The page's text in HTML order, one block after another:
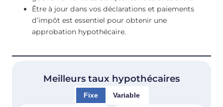
Être à jour dans vos déclarations et paiements
d’impôt est essentiel pour obtenir une
approbation hypothécaire.
Meilleurs taux hypothécaires
Fixe Variable